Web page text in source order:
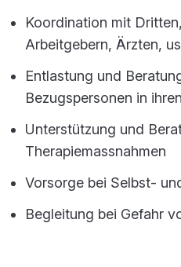
Koordination mit
Arbeitgebern, Ärzten,
Entlastung und
Bezugspersonen in
Unterstützung und
Therapiemassnahmen
Vorsorge bei Selbst-
Begleitung bei Gefahr